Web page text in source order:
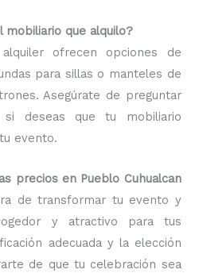
mobiliario que alquilo?
ofrecen opciones de
para sillas o manteles de
Asegúrate de preguntar
deseas que tu mobiliario
evento.
precios en Pueblo Cuhualcan
de transformar tu evento y
y atractivo para tus
adecuada y la elección
de que tu celebración sea